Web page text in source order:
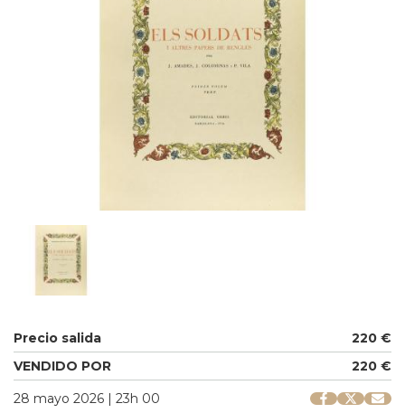
Precio salida
220 €
VENDIDO POR
220 €
28 mayo 2026 | 23h 00